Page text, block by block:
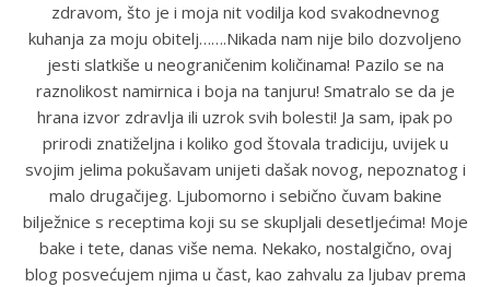
zdravom, što je i moja nit vodilja kod svakodnevnog
kuhanja za moju obitelj…….Nikada nam nije bilo dozvoljeno
jesti slatkiše u neograničenim količinama! Pazilo se na
raznolikost namirnica i boja na tanjuru! Smatralo se da je
hrana izvor zdravlja ili uzrok svih bolesti! Ja sam, ipak po
prirodi znatiželjna i koliko god štovala tradiciju, uvijek u
svojim jelima pokušavam unijeti dašak novog, nepoznatog i
malo drugačijeg. Ljubomorno i sebično čuvam bakine
bilježnice s receptima koji su se skupljali desetljećima! Moje
bake i tete, danas više nema. Nekako, nostalgično, ovaj
blog posvećujem njima u čast, kao zahvalu za ljubav prema